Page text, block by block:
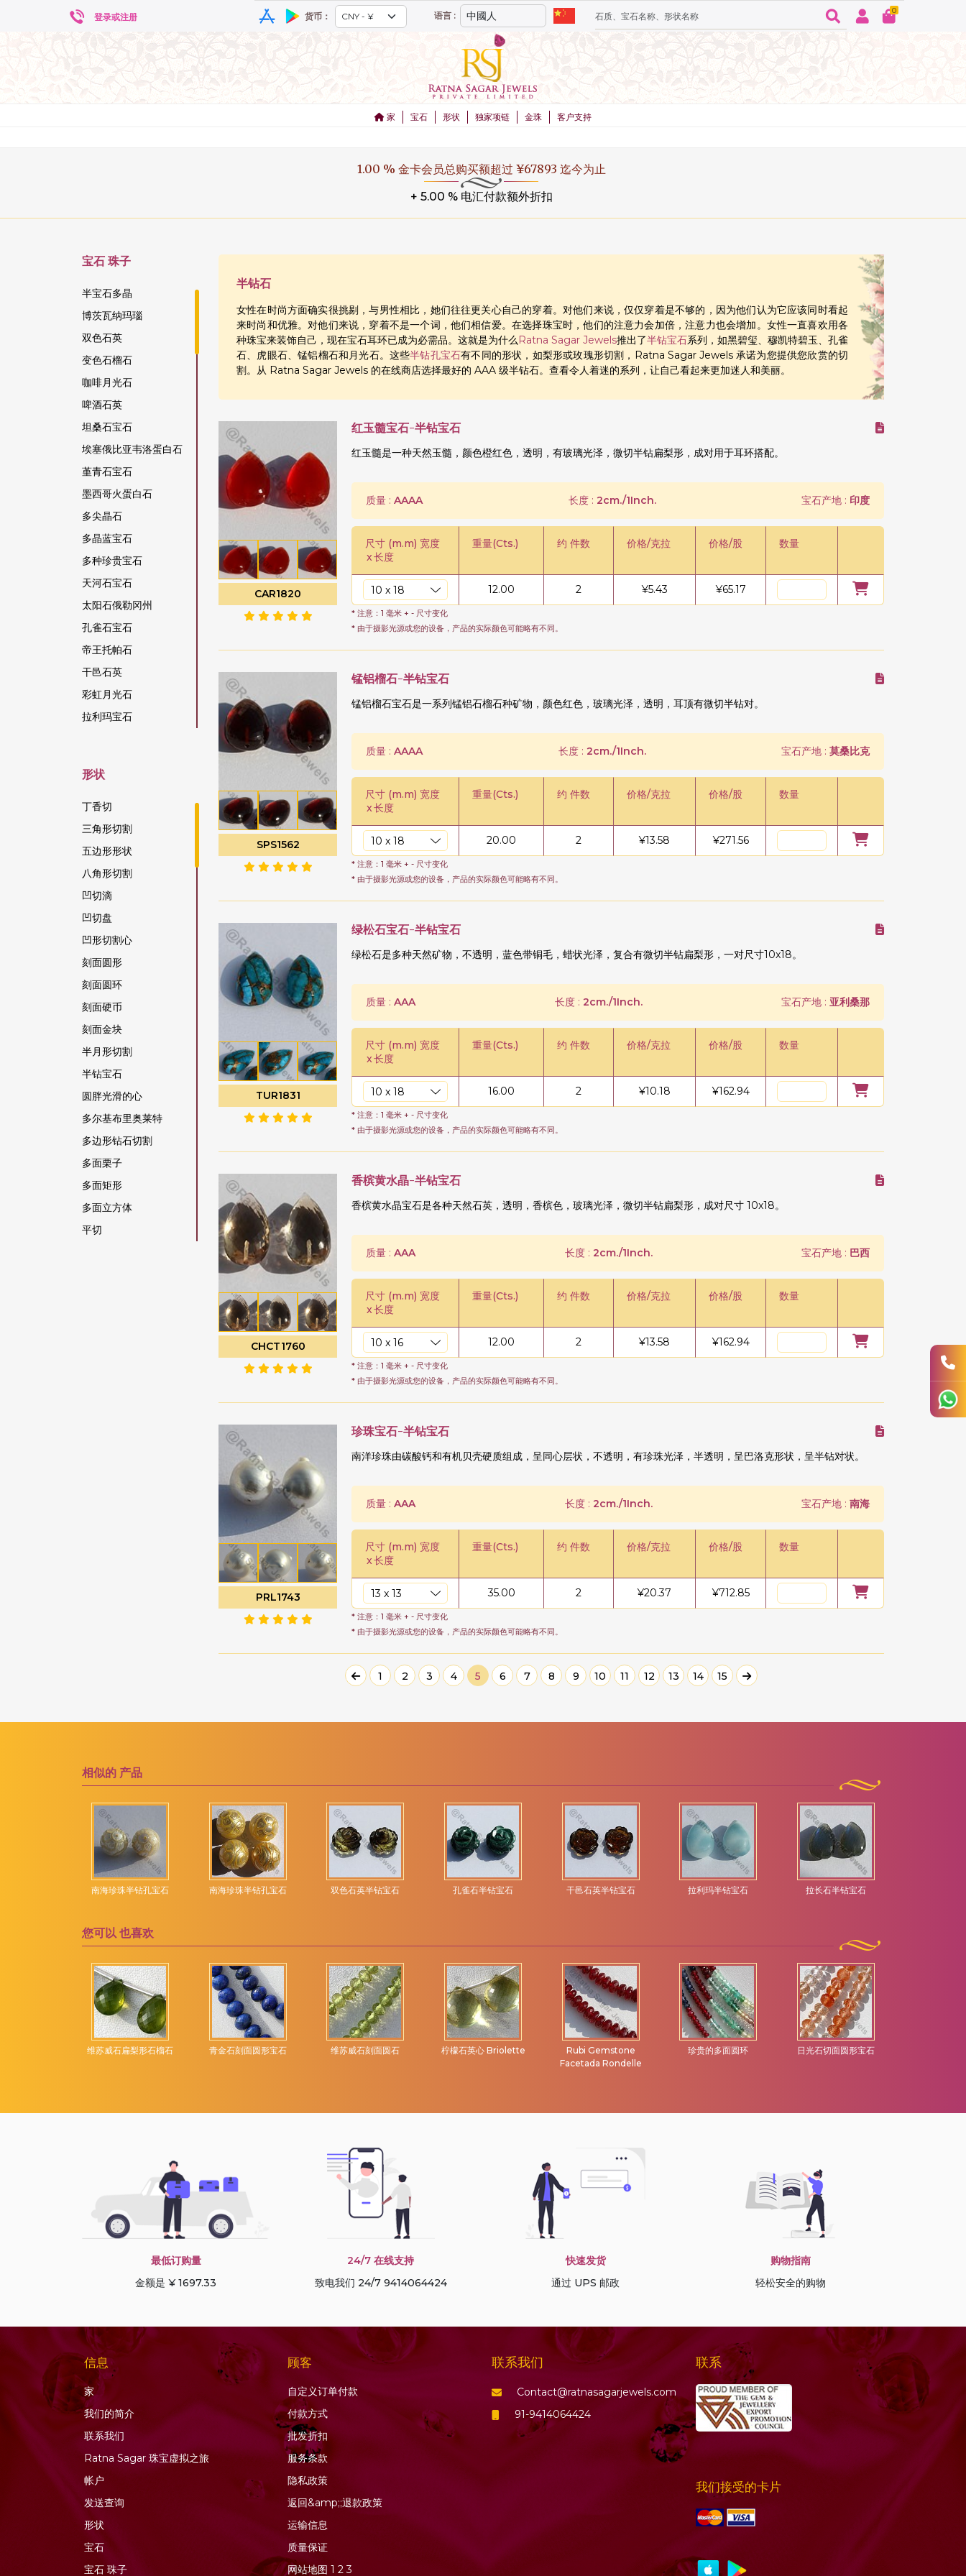
登录或注册 货币： 语言 : 0
家 宝石 形状 独家项链 金珠 客户支持
1.00 % 金卡会员总购买额超过 ¥67893 迄今为止
+ 5.00 % 电汇付款额外折扣
宝石 珠子
半宝石多晶
博茨瓦纳玛瑙
双色石英
变色石榴石
咖啡月光石
啤酒石英
坦桑石宝石
埃塞俄比亚韦洛蛋白石
堇青石宝石
墨西哥火蛋白石
多尖晶石
多晶蓝宝石
多种珍贵宝石
天河石宝石
太阳石俄勒冈州
孔雀石宝石
帝王托帕石
干邑石英
彩虹月光石
拉利玛宝石
方柱石宝石
方钠石宝石
日光石宝石
松吉亚蓝宝石
柑橘石榴石
染色红宝石
柠檬石英
桃色月光石
棕锆石
橄榄石宝石
橄榄石英
橙色月光石
水晶宝石
沙弗莱石宝石
海军蓝玉髓
海蓝宝石
海蓝玉髓
灰色月光石
烟晶
猫眼方柱石
玉髓宝石
粉红蛋白石
紫黄晶宝石
红宝石
红宝石黝帘石
红柱石宝石
红榴石石榴石
红玉髓宝石
红色尖晶石
维苏威石宝石
绿松石宝石
绿玉髓宝石
绿玛瑙
绿紫水晶
绿色磷灰石
葡萄石宝石
薰衣草石英
虎眼石
蜂蜜石英
软玉宝石
金发晶石英
金色月光石
钙铝榴石
钻石珠
铜蓝宝石
铜金红石石英
铬透辉石
形状
丁香切
三角形切割
五边形形状
八角形切割
凹切滴
凹切盘
凹形切割心
刻面圆形
刻面圆环
刻面硬币
刻面金块
半月形切割
半钻宝石
圆胖光滑的心
多尔基布里奥莱特
多边形钻石切割
多面栗子
多面矩形
多面立方体
平切
纯圆环
膨化钻石切割
花式切工
郁金香花
雕刻南瓜
雕刻的心
雕刻金块
雕叶
露滴布里奥莱特
半钻石
女性在时尚方面确实很挑剔，与男性相比，她们往往更关心自己的穿着。对他们来说，仅仅穿着是不够的，因为他们认为它应该同时看起
来时尚和优雅。对他们来说，穿着不是一个词，他们相信爱。在选择珠宝时，他们的注意力会加倍，注意力也会增加。女性一直喜欢用各
种珠宝来装饰自己，现在宝石耳环已成为必需品。这就是为什么Ratna Sagar Jewels推出了半钻宝石系列，如黑碧玺、穆凯特碧玉、孔雀
石、虎眼石、锰铝榴石和月光石。这些半钻孔宝石有不同的形状，如梨形或玫瑰形切割，Ratna Sagar Jewels 承诺为您提供您欣赏的切
割。从 Ratna Sagar Jewels 的在线商店选择最好的 AAA 级半钻石。查看令人着迷的系列，让自己看起来更加迷人和美丽。
CAR1820
红玉髓宝石-半钻宝石
红玉髓是一种天然玉髓，颜色橙红色，透明，有玻璃光泽，微切半钻扁梨形，成对用于耳环搭配。
质量 : AAAA 长度 : 2cm./1Inch. 宝石产地 : 印度
尺寸 (m.m) 宽度
x长度
重量(Cts.) 约 件数 价格/克拉 价格/股 数量
12.00 2 ¥5.43 ¥65.17
* 注意：1 毫米 + - 尺寸变化
* 由于摄影光源或您的设备，产品的实际颜色可能略有不同。
SPS1562
锰铝榴石-半钻宝石
锰铝榴石宝石是一系列锰铝石榴石种矿物，颜色红色，玻璃光泽，透明，耳顶有微切半钻对。
质量 : AAAA 长度 : 2cm./1Inch. 宝石产地 : 莫桑比克
尺寸 (m.m) 宽度
x长度
重量(Cts.) 约 件数 价格/克拉 价格/股 数量
20.00 2 ¥13.58 ¥271.56
* 注意：1 毫米 + - 尺寸变化
* 由于摄影光源或您的设备，产品的实际颜色可能略有不同。
TUR1831
绿松石宝石-半钻宝石
绿松石是多种天然矿物，不透明，蓝色带铜毛，蜡状光泽，复合有微切半钻扁梨形，一对尺寸10x18。
质量 : AAA 长度 : 2cm./1Inch. 宝石产地 : 亚利桑那
尺寸 (m.m) 宽度
x长度
重量(Cts.) 约 件数 价格/克拉 价格/股 数量
16.00 2 ¥10.18 ¥162.94
* 注意：1 毫米 + - 尺寸变化
* 由于摄影光源或您的设备，产品的实际颜色可能略有不同。
CHCT1760
香槟黄水晶-半钻宝石
香槟黄水晶宝石是各种天然石英，透明，香槟色，玻璃光泽，微切半钻扁梨形，成对尺寸 10x18。
质量 : AAA 长度 : 2cm./1Inch. 宝石产地 : 巴西
尺寸 (m.m) 宽度
x长度
重量(Cts.) 约 件数 价格/克拉 价格/股 数量
12.00 2 ¥13.58 ¥162.94
* 注意：1 毫米 + - 尺寸变化
* 由于摄影光源或您的设备，产品的实际颜色可能略有不同。
PRL1743
珍珠宝石-半钻宝石
南洋珍珠由碳酸钙和有机贝壳硬质组成，呈同心层状，不透明，有珍珠光泽，半透明，呈巴洛克形状，呈半钻对状。
质量 : AAA 长度 : 2cm./1Inch. 宝石产地 : 南海
尺寸 (m.m) 宽度
x长度
重量(Cts.) 约 件数 价格/克拉 价格/股 数量
35.00 2 ¥20.37 ¥712.85
* 注意：1 毫米 + - 尺寸变化
* 由于摄影光源或您的设备，产品的实际颜色可能略有不同。
1 2 3 4 5 6 7 8 9 10 11 12 13 14 15
相似的 产品
南海珍珠半钻孔宝石 南海珍珠半钻孔宝石 双色石英半钻宝石 孔雀石半钻宝石 干邑石英半钻宝石 拉利玛半钻宝石 拉长石半钻宝石
您可以 也喜欢
维苏威石扁梨形石榴石 青金石刻面圆形宝石 维苏威石刻面圆石 柠檬石英心 Briolette
Rubi Gemstone
Facetada Rondelle
珍贵的多面圆环 日光石切面圆形宝石
最低订购量
金额是 ¥ 1697.33
24/7 在线支持
致电我们 24/7 9414064424
快速发货
通过 UPS 邮政
购物指南
轻松安全的购物
信息
家
我们的简介
联系我们
Ratna Sagar 珠宝虚拟之旅
帐户
发送查询
形状
宝石
宝石珠子
顾客
自定义订单付款
付款方式
批发折扣
服务条款
隐私政策
返回&amp;;退款政策
运输信息
质量保证
网站地图 1 2 3
联系我们
Contact@ratnasagarjewels.com
91-9414064424
联系
我们接受的卡片